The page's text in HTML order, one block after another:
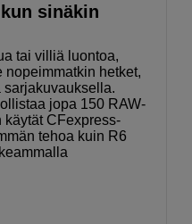
sinäkin
tai villiä luontoa,
nopeimmatkin hetket,
jopa 150 RAW-
käytät CFexpress-
tehoa kuin R6